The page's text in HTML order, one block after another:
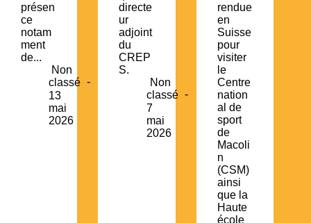
présen
ce
notam
ment
de...
Non
classé
13
mai
2026
directe
ur
adjoint
du
CREP
S.
Non
classé
7
mai
2026
rendue
en
Suisse
pour
visiter
le
Centre
nation
al de
sport
de
Macoli
n
(CSM)
ainsi
que la
Haute
école